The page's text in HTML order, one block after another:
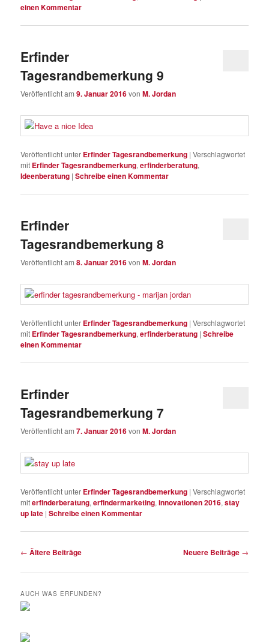
einen Kommentar
Erfinder
Tagesrandbemerkung 9
Veröffentlicht am9. Januar 2016vonM. Jordan
Veröffentlicht unter Erfinder Tagesrandbemerkung |Verschlagwortet
mit Erfinder Tagesrandbemerkung,erfinderberatung,
Ideenberatung |Schreibe einen Kommentar
Erfinder
Tagesrandbemerkung 8
Veröffentlicht am8. Januar 2016vonM. Jordan
Veröffentlicht unter Erfinder Tagesrandbemerkung |Verschlagwortet
mit Erfinder Tagesrandbemerkung,erfinderberatung |Schreibe
einen Kommentar
Erfinder
Tagesrandbemerkung 7
Veröffentlicht am7. Januar 2016vonM. Jordan
Veröffentlicht unter Erfinder Tagesrandbemerkung |Verschlagwortet
miterfinderberatung,erfindermarketing,innovationen 2016,stay
up late |Schreibe einen Kommentar
Beitrags-
← Ältere Beiträge Neuere Beiträge →
AUCH WAS ERFUNDEN?